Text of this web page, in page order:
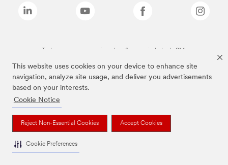
This website uses cookies on your device to enhance site
navigation, analyze site usage, and deliver you advertisements
based on your interests.
Cookie Notice
Reject Non-Essential Cookies Accept Cookies
Cookie Preferences
Todas as marcas mencionadas são propriedade da 3M.